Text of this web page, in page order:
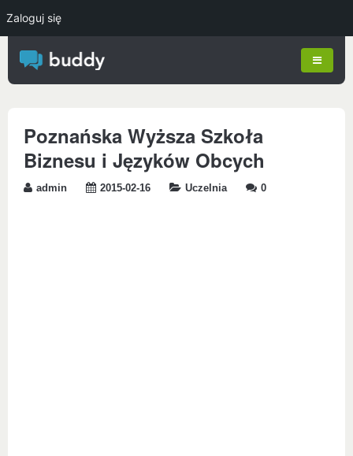
Poznańska Wyższa Szkoła
Biznesu i Języków Obcych
admin 2015-02-16 Uczelnia 0
Zaloguj się